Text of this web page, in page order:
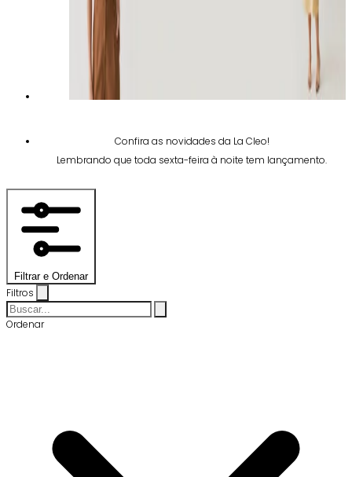
Confira as novidades da La Cleo!
Lembrando que toda sexta-feira à noite tem lançamento.
Filtrar e Ordenar
Filtros
Ordenar